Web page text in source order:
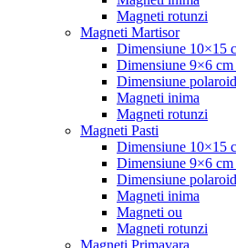
Magneti rotunzi
Magneti Martisor
Dimensiune 10×15
Dimensiune 9×6
Dimensiune
Magneti inima
Magneti rotunzi
Magneti Pasti
Dimensiune 10×15
Dimensiune 9×6 cm
Dimensiune
Magneti inima
Magneti ou
Magneti rotunzi
Magneti Primavara